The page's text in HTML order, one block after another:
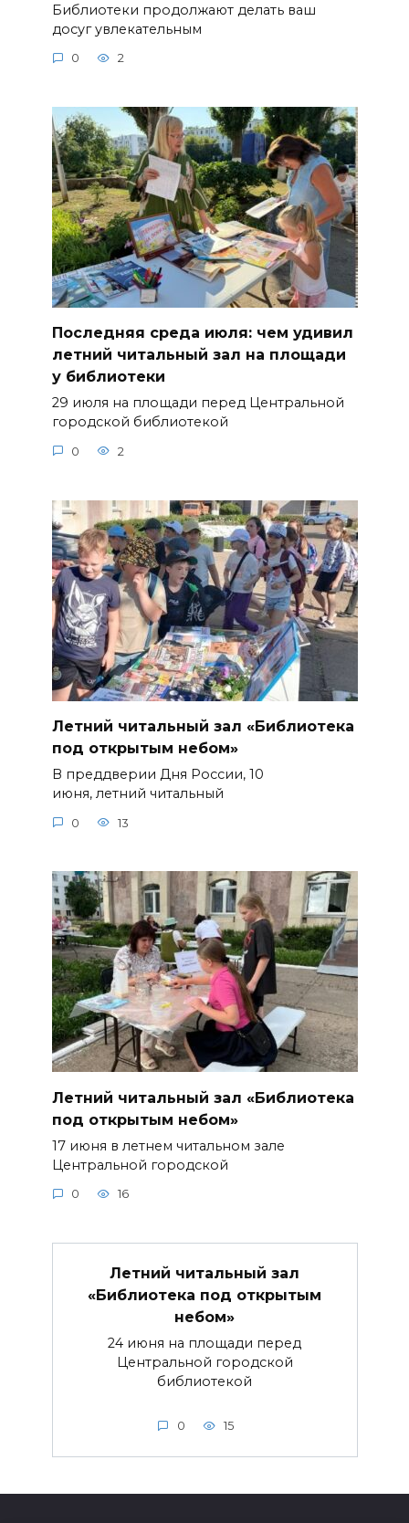
Библиотеки продолжают делать ваш
досуг увлекательным
0 2
Последняя среда июля: чем удивил
летний читальный зал на площади
у библиотеки
29 июля на площади перед Центральной
городской библиотекой
0 2
Летний читальный зал «Библиотека
под открытым небом»
В преддверии Дня России, 10
июня, летний читальный
0 13
Летний читальный зал «Библиотека
под открытым небом»
17 июня в летнем читальном зале
Центральной городской
0 16
Летний читальный зал
«Библиотека под открытым
небом»
24 июня на площади перед
Центральной городской
библиотекой
0 15